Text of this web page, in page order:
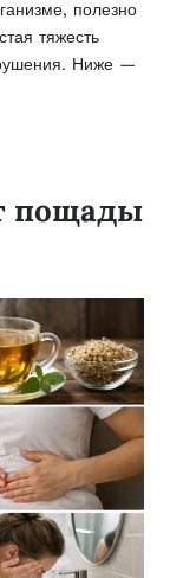
полезно
тяжесть
Ниже —
пощады